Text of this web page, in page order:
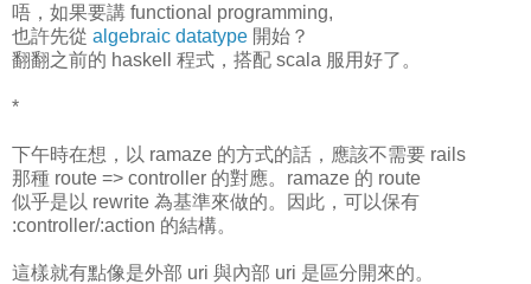
唔，如果要講 functional programming,
也許先從 algebraic datatype 開始？
翻翻之前的 haskell 程式，搭配 scala 服用好了。
*
下午時在想，以 ramaze 的方式的話，應該不需要 rails
那種 route => controller 的對應。ramaze 的 route
似乎是以 rewrite 為基準來做的。因此，可以保有
:controller/:action 的結構。
這樣就有點像是外部 uri 與內部 uri 是區分開來的。